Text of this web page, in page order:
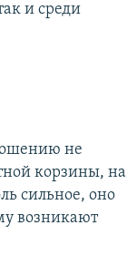
и среди
не
корзины, на
сильное, оно
возникают